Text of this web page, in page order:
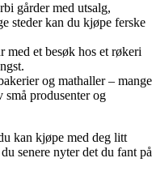
gårder med utsalg,
steder kan du kjøpe ferske
med et besøk hos et røkeri
og mathaller – mange
produsenter og
kan kjøpe med deg litt
senere nyter det du fant på